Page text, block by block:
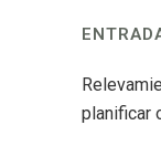
planificar